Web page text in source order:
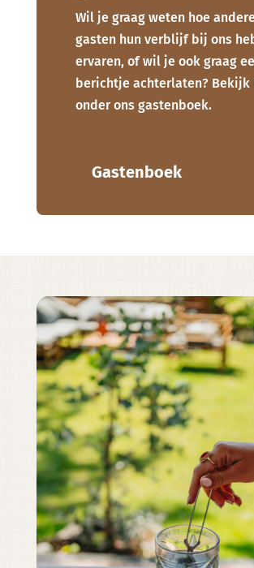
Wil je graag weten hoe
gasten hun verblijf bij ons
ervaren, of wil je ook graag
berichtje achterlaten? Bekijk
onder ons gastenboek.
Gastenboek